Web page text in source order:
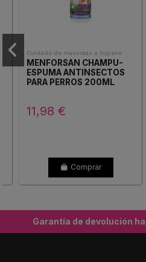
Cuidado de mascotas e higiene
MENFORSAN CHAMPU-
ESPUMA ANTINSECTOS
PARA PERROS 200ML
11,98 €
Comprar
Garantía de devolución